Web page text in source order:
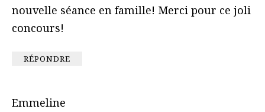
nouvelle séance en famille! Merci pour ce joli
concours!
RÉPONDRE
Emmeline